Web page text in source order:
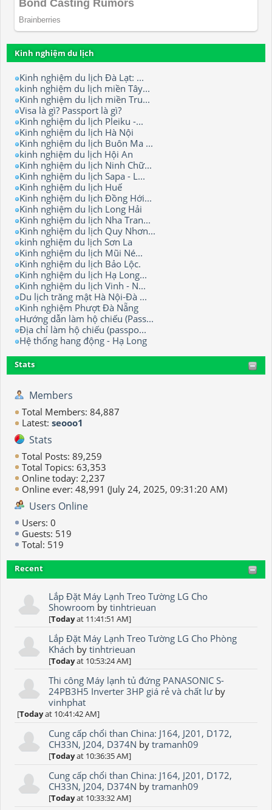
Kinh nghiệm du lịch
Kinh nghiệm du lịch Đà Lạt: ...
kinh nghiệm du lịch miền Tây...
Kinh nghiệm du lịch miền Tru...
Visa là gì? Passport là gì?
Kinh nghiệm du lịch Pleiku -...
Kinh nghiệm du lịch Hà Nội
Kinh nghiệm du lịch Buôn Ma ...
kinh nghiệm du lịch Hội An
Kinh nghiệm du lịch Ninh Chữ...
Kinh nghiệm du lịch Sapa - L...
Kinh nghiệm du lịch Huế
Kinh nghiệm du lịch Đồng Hới...
Kinh nghiệm du lịch Long Hải
Kinh nghiệm du lịch Nha Tran...
Kinh nghiệm du lịch Quy Nhơn...
kinh nghiệm du lịch Sơn La
Kinh nghiệm du lịch Mũi Né...
Kinh nghiệm du lịch Bảo Lộc.
Kinh nghiệm du lịch Hạ Long...
Kinh nghiệm du lịch Vinh - N...
Du lịch trăng mật Hà Nội-Đà ...
Kinh nghiệm Phượt Đà Nẵng
Hướng dẫn làm hộ chiếu (Pass...
Địa chỉ làm hộ chiếu (passpo...
Hệ thống hang động - Hạ Long
Stats
Members
Total Members: 84,887
Latest: seooo1
Stats
Total Posts: 89,259
Total Topics: 63,353
Online today: 2,237
Online ever: 48,991 (July 24, 2025, 09:31:20 AM)
Users Online
Users: 0
Guests: 519
Total: 519
Recent
Lắp Đặt Máy Lạnh Treo Tường LG Cho
Showroom bytinhtrieuan
[Todayat 11:41:51 AM]
Lắp Đặt Máy Lạnh Treo Tường LG Cho Phòng
Khách bytinhtrieuan
[Todayat 10:53:24 AM]
Thi công Máy lạnh tủ đứng PANASONIC S-
24PB3H5 Inverter 3HP giá rẻ và chất lưby
vinhphat
[Todayat 10:41:42 AM]
Cung cấp chổi than China: J164, J201, D172,
CH33N, J204, D374N bytramanh09
[Todayat 10:36:35 AM]
Cung cấp chổi than China: J164, J201, D172,
CH33N, J204, D374N bytramanh09
[Todayat 10:33:32 AM]